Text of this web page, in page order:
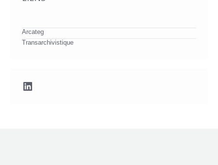
Arcateg
Transarchivistique
LinkedIn